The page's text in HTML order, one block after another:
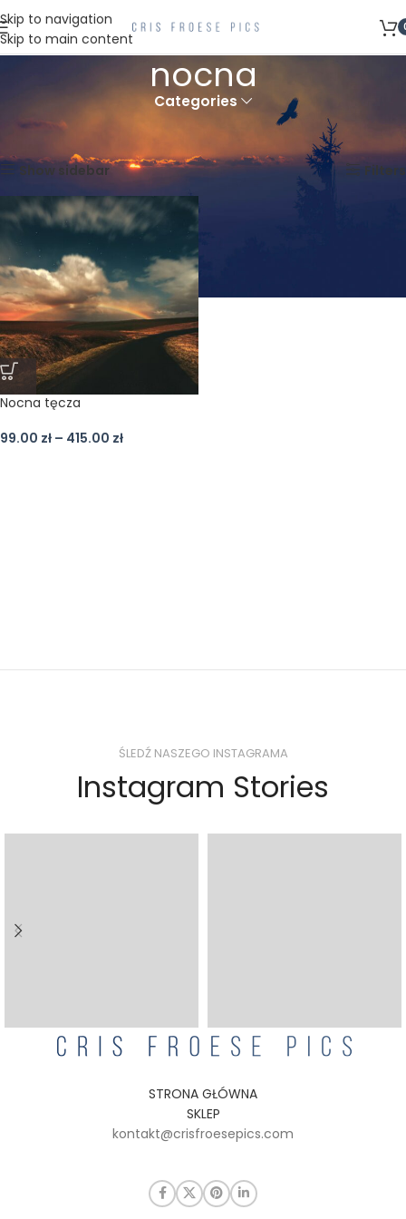
Skip to navigation
Skip to main content
nocna
Categories
Strona główna
Produkty oznaczone “nocna”
Show sidebar
Filters
Nocna tęcza
99.00 zł – 415.00 zł
ŚLEDŹ NASZEGO INSTAGRAMA
Instagram Stories
STRONA GŁÓWNA
SKLEP
kontakt@crisfroesepics.com